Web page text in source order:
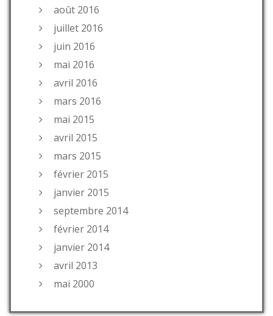
août 2016
juillet 2016
juin 2016
mai 2016
avril 2016
mars 2016
mai 2015
avril 2015
mars 2015
février 2015
janvier 2015
septembre 2014
février 2014
janvier 2014
avril 2013
mai 2000